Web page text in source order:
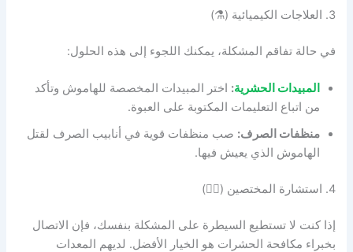
3. العلاجات الكيميائية (⚗️)
في حالة تفاقم المشكلة، يمكنك اللجوء إلى هذه الحلول:
المبيدات الحشرية: اختر المبيدات المخصصة للهاموش وتأكد
من اتباع التعليمات المكتوبة على العبوة.
منظفات الصرف: صب منظفات قوية في أنابيب الصرف لقتل
الهاموش الذي يعيش فيها.
4. استشارة المختصين (👷‍♂️)
إذا كنت لا تستطيع السيطرة على المشكلة بنفسك، فإن الاتصال
بخبراء مكافحة الحشرات هو الخيار الأفضل. لديهم المعدات